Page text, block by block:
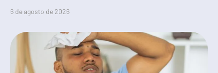
6 de agosto de 2026